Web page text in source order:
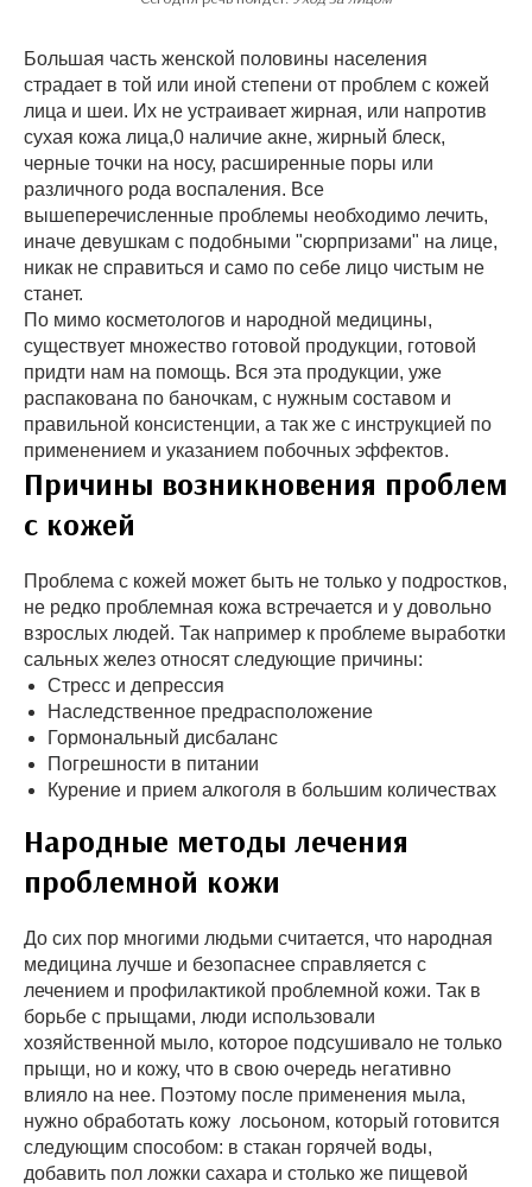
Большая часть женской половины населения
страдает в той или иной степени от проблем с кожей
лица и шеи. Их не устраивает жирная, или напротив
сухая кожа лица,0 наличие акне, жирный блеск,
черные точки на носу, расширенные поры или
различного рода воспаления. Все
вышеперечисленные проблемы необходимо лечить,
иначе девушкам с подобными "сюрпризами" на лице,
никак не справиться и само по себе лицо чистым не
станет.
По мимо косметологов и народной медицины,
существует множество готовой продукции, готовой
придти нам на помощь. Вся эта продукции, уже
распакована по баночкам, с нужным составом и
правильной консистенции, а так же с инструкцией по
применением и указанием побочных эффектов.
Причины возникновения проблем
с кожей
Проблема с кожей может быть не только у подростков,
не редко проблемная кожа встречается и у довольно
взрослых людей. Так например к проблеме выработки
сальных желез относят следующие причины:
Стресс и депрессия
Наследственное предрасположение
Гормональный дисбаланс
Погрешности в питании
Курение и прием алкоголя в большим количествах
Народные методы лечения
проблемной кожи
До сих пор многими людьми считается, что народная
медицина лучше и безопаснее справляется с
лечением и профилактикой проблемной кожи. Так в
борьбе с прыщами, люди использовали
хозяйственной мыло, которое подсушивало не только
прыщи, но и кожу, что в свою очередь негативно
влияло на нее. Поэтому после применения мыла,
нужно обработать кожу лосьоном, который готовится
следующим способом: в стакан горячей воды,
добавить пол ложки сахара и столько же пищевой